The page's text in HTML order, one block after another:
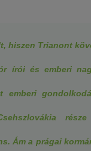
hiszen Trianont
írói és emberi
emberi
Ám a prágai